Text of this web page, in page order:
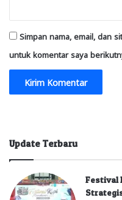
Simpan nama, email, dan
untuk komentar saya
Update Terbaru
Festival